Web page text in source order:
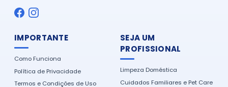
IMPORTANTE
Como Funciona
Política de Privacidade
Termos e Condições de Uso
SEJA UM
PROFISSIONAL
Limpeza Doméstica
Cuidados Familiares e Pet Care